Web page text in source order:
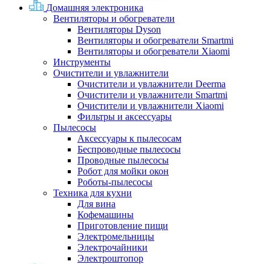
Домашняя электроника
Вентиляторы и обогреватели
Вентиляторы Dyson
Вентиляторы и обогреватели Smartmi
Вентиляторы и обогреватели Xiaomi
Инструменты
Очистители и увлажнители
Очистители и увлажнители Deerma
Очистители и увлажнители Smartmi
Очистители и увлажнители Xiaomi
Фильтры и аксессуары
Пылесосы
Аксессуары к пылесосам
Беспроводные пылесосы
Проводные пылесосы
Робот для мойки окон
Роботы-пылесосы
Техника для кухни
Для вина
Кофемашины
Приготовление пищи
Электромельницы
Электрочайники
Электроштопор